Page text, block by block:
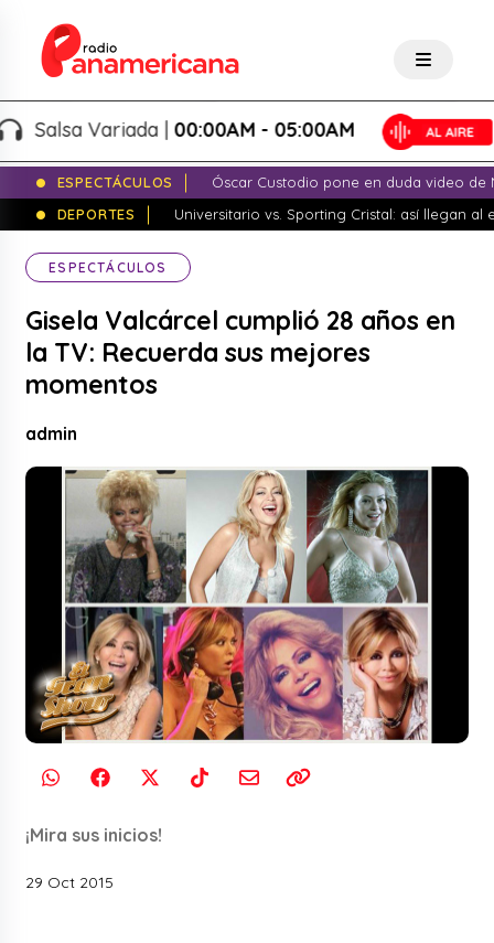
Variada |00:00AM - 05:00AM
ESPECTÁCULOS
Óscar Custodio pone en duda video de
DEPORTES
Universitario vs. Sporting Cristal: así llegan al
ESPECTÁCULOS
Gisela Valcárcel cumplió 28 años en
la TV: Recuerda sus mejores
momentos
admin
¡Mira sus inicios!
29 Oct 2015